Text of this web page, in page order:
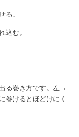
る。
込む。
る巻き方です。左→
巻けるとほどけにく